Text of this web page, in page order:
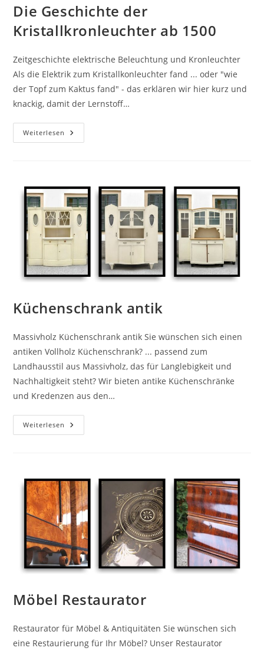
Die Geschichte der
Kristallkronleuchter ab 1500
Zeitgeschichte elektrische Beleuchtung und Kronleuchter
Als die Elektrik zum Kristallkonleuchter fand ... oder "wie
der Topf zum Kaktus fand" - das erklären wir hier kurz und
knackig, damit der Lernstoff…
Weiterlesen
Küchenschrank antik
Massivholz Küchenschrank antik Sie wünschen sich einen
antiken Vollholz Küchenschrank? ... passend zum
Landhausstil aus Massivholz, das für Langlebigkeit und
Nachhaltigkeit steht? Wir bieten antike Küchenschränke
und Kredenzen aus den…
Weiterlesen
Möbel Restaurator
Restaurator für Möbel & Antiquitäten Sie wünschen sich
eine Restaurierung für Ihr Möbel? Unser Restaurator